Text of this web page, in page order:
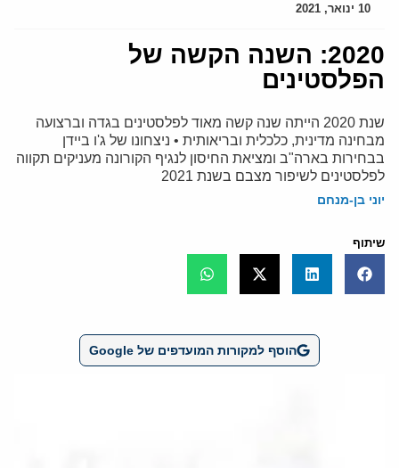
10 ינואר, 2021
2020: השנה הקשה של
הפלסטינים
שנת 2020 הייתה שנה קשה מאוד לפלסטינים בגדה וברצועה
מבחינה מדינית, כלכלית ובריאותית • ניצחונו של ג'ו ביידן
בבחירות בארה"ב ומציאת החיסון לנגיף הקורונה מעניקים תקווה
לפלסטינים לשיפור מצבם בשנת 2021
יוני בן-מנחם
שיתוף
הוסף למקורות המועדפים של Google